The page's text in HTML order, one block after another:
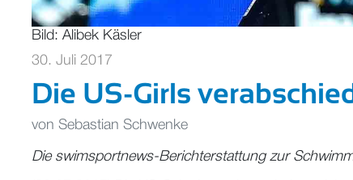
Bild: Alibek Käsler
30. Juli 2017
Die US-Girls
von Sebastian Schwenke
Die swimsportnews-Berichterstattung zur